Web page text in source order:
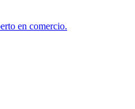
en comercio.